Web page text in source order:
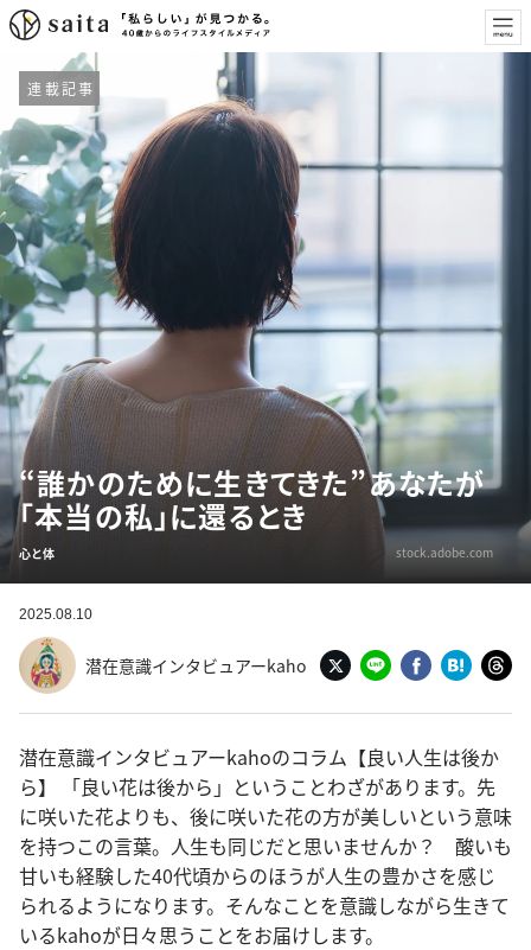
連載記事
“誰かのために生きてきた”あなたが
「本当の私」に還るとき
心と体 stock.adobe.com
2025.08.10
潜在意識インタビュアーkaho
潜在意識インタビュアーkahoのコラム【良い人生は後か
ら】 「良い花は後から」ということわざがあります。先
に咲いた花よりも、後に咲いた花の方が美しいという意味
を持つこの言葉。人生も同じだと思いませんか？ 酸いも
甘いも経験した40代頃からのほうが人生の豊かさを感じ
られるようになります。そんなことを意識しながら生きて
いるkahoが日々思うことをお届けします。